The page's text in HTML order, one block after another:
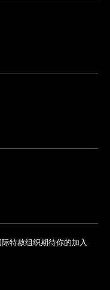
特赦组织期待你的加入